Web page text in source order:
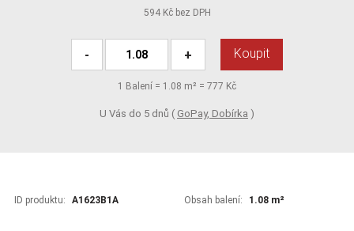
594 Kč bez DPH
- + Koupit
1 Balení = 1.08 m² = 777 Kč
U Vás do 5 dnů ( GoPay, Dobírka )
ID produktu: A1623B1A Obsah balení: 1.08 m²